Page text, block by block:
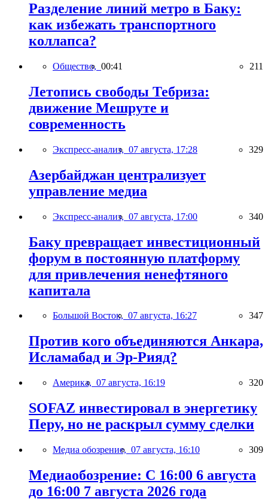
Разделение линий метро в Баку:
как избежать транспортного
коллапса?
Общество, 00:41 211
Летопись свободы Тебриза:
движение Мешруте и
современность
Экспресс-анализ, 07 августа, 17:28 329
Азербайджан централизует
управление медиа
Экспресс-анализ, 07 августа, 17:00 340
Баку превращает инвестиционный
форум в постоянную платформу
для привлечения ненефтяного
капитала
Большой Восток, 07 августа, 16:27 347
Против кого объединяются Анкара,
Исламабад и Эр-Рияд?
Америка, 07 августа, 16:19 320
SOFAZ инвестировал в энергетику
Перу, но не раскрыл сумму сделки
Медиа обозрение, 07 августа, 16:10 309
Медиаобозрение: С 16:00 6 августа
до 16:00 7 августа 2026 года